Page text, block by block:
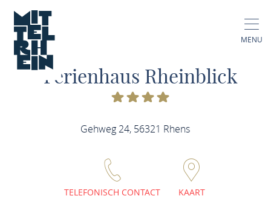
MENU
Ferienhaus Rheinblick
Gehweg 24, 56321 Rhens
TELEFONISCH CONTACT KAART